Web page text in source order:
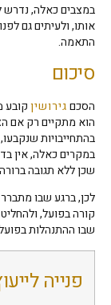
במצבים כאלה, נדרש
אותו, ולעיתים גם
התאמה.
סיכום
הסכםגירושיןקובע
הוא מתקיים רק אם
בהתחייבויות
במקרים כאלה, אין
שכן ללא תגובה
לכן, ברגע שבו מתברר
קורה בפועל,
שבו ההתנהלות
פנייה